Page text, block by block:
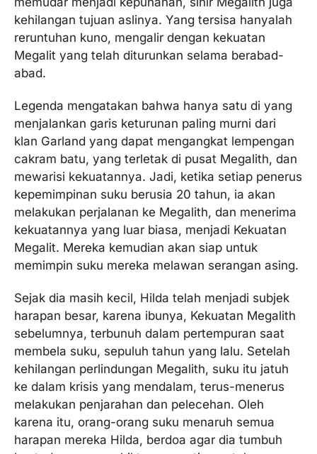
kehilangan tujuan aslinya. Yang tersisa hanyalah
reruntuhan kuno, mengalir dengan kekuatan
Megalit yang telah diturunkan selama berabad-
abad.
Legenda mengatakan bahwa hanya satu di yang
menjalankan garis keturunan paling murni dari
klan Garland yang dapat mengangkat lempengan
cakram batu, yang terletak di pusat Megalith, dan
mewarisi kekuatannya. Jadi, ketika setiap penerus
kepemimpinan suku berusia 20 tahun, ia akan
melakukan perjalanan ke Megalith, dan menerima
kekuatannya yang luar biasa, menjadi Kekuatan
Megalit. Mereka kemudian akan siap untuk
memimpin suku mereka melawan serangan asing.
Sejak dia masih kecil, Hilda telah menjadi subjek
harapan besar, karena ibunya, Kekuatan Megalith
sebelumnya, terbunuh dalam pertempuran saat
membela suku, sepuluh tahun yang lalu. Setelah
kehilangan perlindungan Megalith, suku itu jatuh
ke dalam krisis yang mendalam, terus-menerus
melakukan penjarahan dan pelecehan. Oleh
karena itu, orang-orang suku menaruh semua
harapan mereka Hilda, berdoa agar dia tumbuh